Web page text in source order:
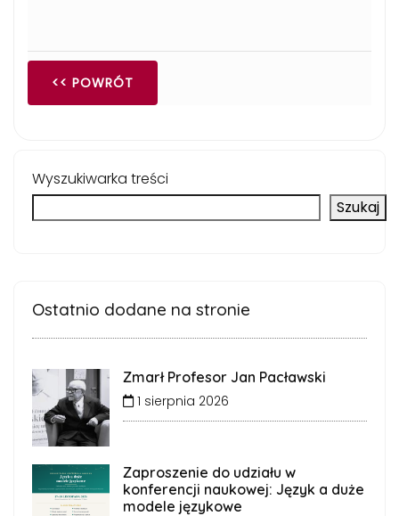
<< POWRÓT
Wyszukiwarka treści
Szukaj
Ostatnio dodane na stronie
Zmarł Profesor Jan Pacławski
1 sierpnia 2026
Zaproszenie do udziału w
konferencji naukowej: Język a duże
modele językowe